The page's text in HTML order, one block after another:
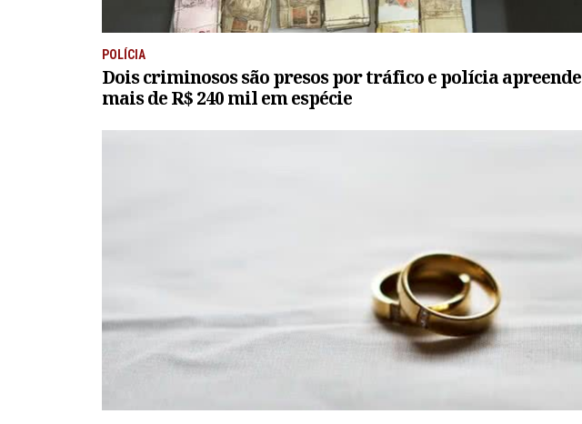
POLÍCIA
Dois criminosos são presos por tráfico e polícia apreende
mais de R$ 240 mil em espécie